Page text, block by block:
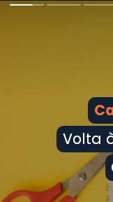
Volta
Volta